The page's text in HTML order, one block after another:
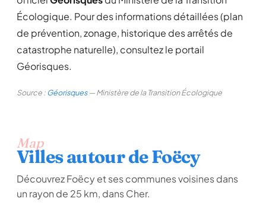
Écologique. Pour des informations détaillées (plan
de prévention, zonage, historique des arrêtés de
catastrophe naturelle), consultez le portail
Géorisques.
Source :Géorisques— Ministère de la Transition Écologique
Map
Villes autour de Foëcy
Découvrez Foëcy et ses communes voisines dans
un rayon de 25 km, dans Cher.